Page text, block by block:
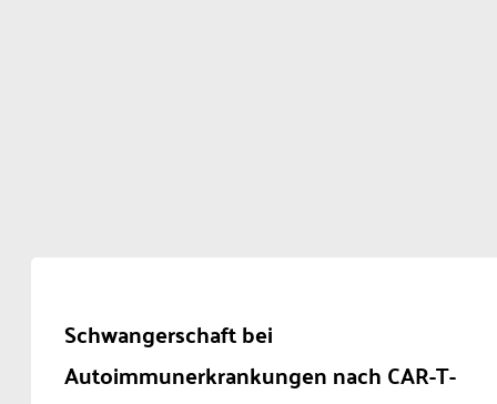
Schwangerschaft bei
Autoimmunerkrankungen nach CAR-T-